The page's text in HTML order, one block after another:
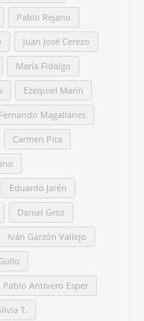
Pablo Rejano
Juan José Cerezo
María Fidalgo
Ezequiel Marín
Fernando Magallanes
Carmen Pita
Eduardo Jarén
Daniel Groz
Iván Garzón Vallejo
Pablo Antivero Esper
T.